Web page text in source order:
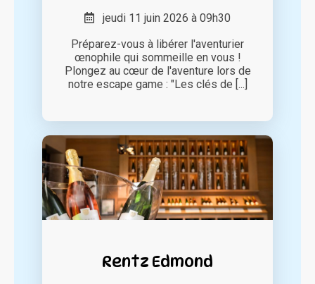
jeudi 11 juin 2026 à 09h30
Préparez-vous à libérer l'aventurier
œnophile qui sommeille en vous !
Plongez au cœur de l'aventure lors de
notre escape game : "Les clés de [...]
Rentz Edmond